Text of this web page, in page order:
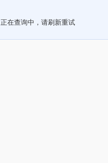
正在查询中，请刷新重试